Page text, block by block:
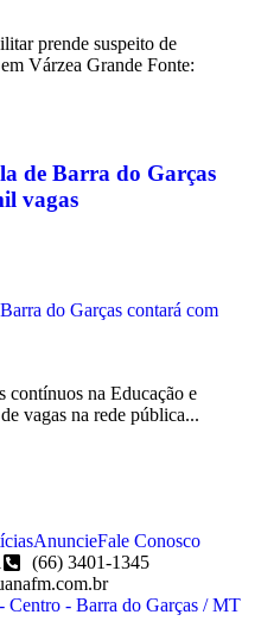
prende suspeito de
Várzea Grande Fonte:
de Barra do Garças
vagas
contínuos na Educação e
vagas na rede pública...
AnuncieFale Conosco
(66) 3401-1345
Centro - Barra do Garças / MT